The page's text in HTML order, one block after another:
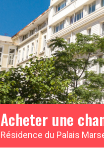
Acheter une
Résidence du Palais